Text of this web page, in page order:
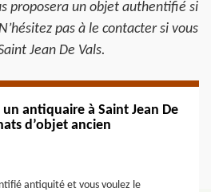
proposera un objet authentifié si
pas à le contacter si vous
Jean De Vals.
antiquaire à Saint Jean De
d’objet ancien
antiquité et vous voulez le